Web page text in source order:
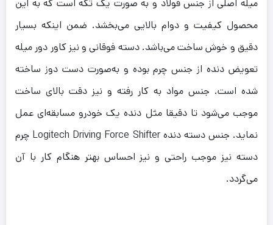
میله اصلی از جنس فولاد و به صورت یک تکه است که به این
محصول کیفیت و دوام بالایی می‌بخشد. ضمن اینکه بسیار
دقیق و خوش ساخت می‌باشد. دسته فوقانی و نیز کاور دور میله
تعویض دنده از جنس چرم بوده و به‌صورت دست دوز ساخته
شده است. جنس مواد به کار رفته و نیز دقت بالای ساخت
موجب می‌شود تا دقیقا مثل دنده یک خودرو مسابقه‌ای عمل
نماید. جنس دسته دنده Logitech Driving Force Shifter چرم
دسته نیز موجب راحتی و نیز احساس بهتر هنگام کار با آن
می‌گردد.